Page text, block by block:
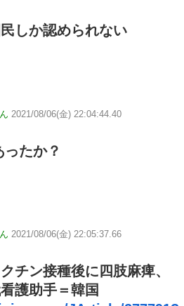
しか認められない
2021/08/06(金) 22:04:44.40
たか？
2021/08/06(金) 22:05:37.66
チン接種後に四肢麻痺、
護助手＝韓国